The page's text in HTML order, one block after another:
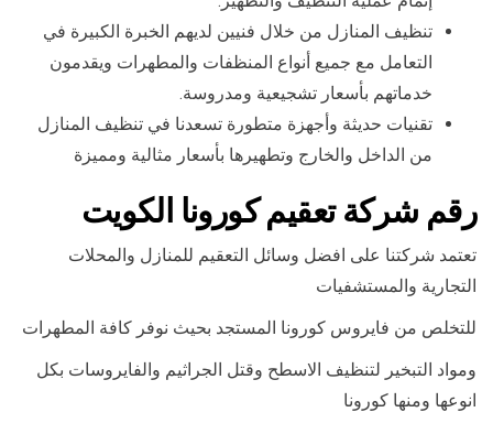
تنظيف المنازل من خلال فنيين لديهم الخبرة الكبيرة في
التعامل مع جميع أنواع المنظفات والمطهرات ويقدمون
خدماتهم بأسعار تشجيعية ومدروسة.
تقنيات حديثة وأجهزة متطورة تسعدنا في تنظيف المنازل
من الداخل والخارج وتطهيرها بأسعار مثالية ومميزة
رقم شركة تعقيم كورونا الكويت
تعتمد شركتنا على افضل وسائل التعقيم للمنازل والمحلات
التجارية والمستشفيات
للتخلص من فايروس كورونا المستجد بحيث نوفر كافة المطهرات
ومواد التبخير لتنظيف الاسطح وقتل الجراثيم والفايروسات بكل
انوعها ومنها كورونا